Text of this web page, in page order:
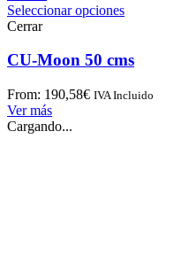
Seleccionar opciones
Cerrar
CU-Moon 50 cms
From: 190,58€ IVA Incluido
Ver más
Cargando...